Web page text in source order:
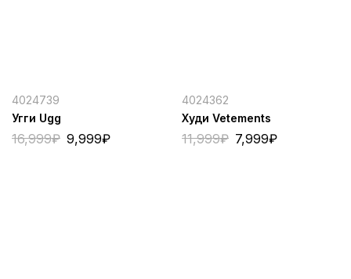
4024739
Угги Ugg
16,999₽ 9,999₽
4024362
Худи Vetements
11,999₽ 7,999₽